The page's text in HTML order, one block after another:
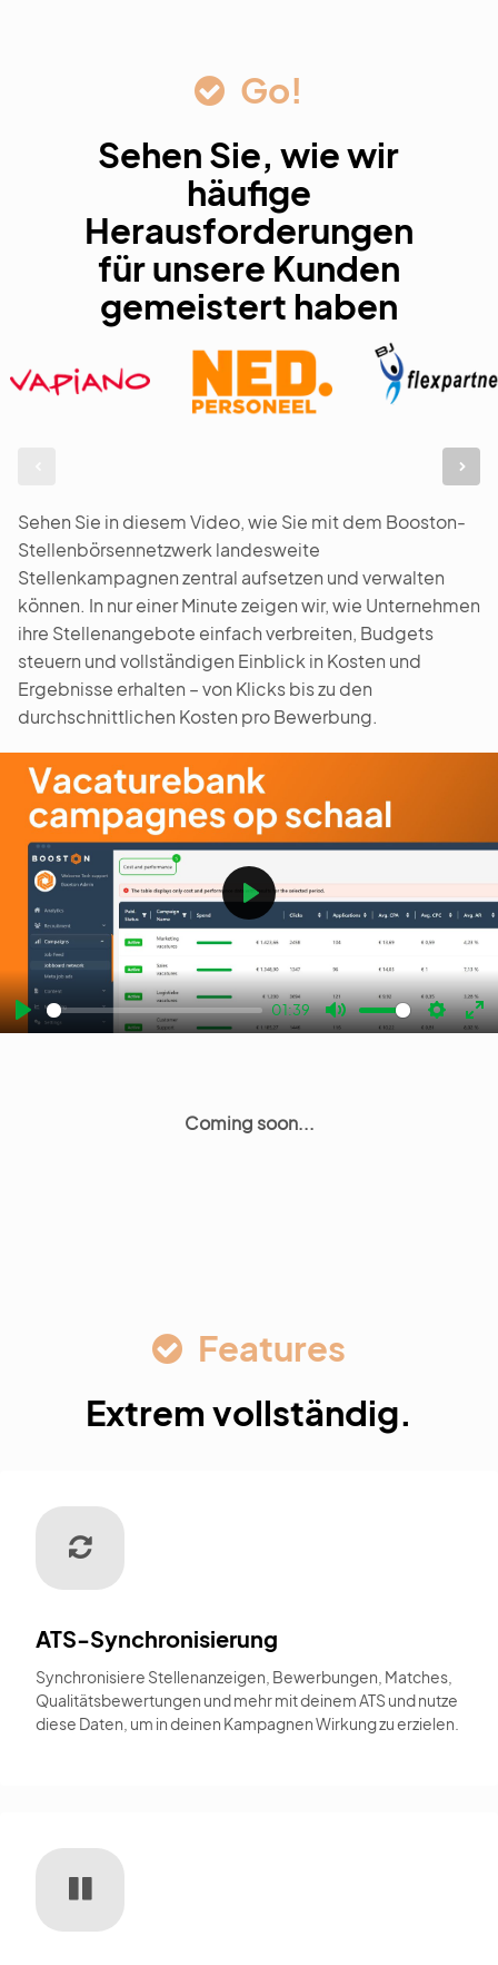
Go!
Sehen Sie, wie wir
häufige
Herausforderungen
für unsere Kunden
gemeistert haben
Sehen Sie in diesem Video, wie Sie mit dem Booston-
Stellenbörsennetzwerk landesweite
Stellenkampagnen zentral aufsetzen und verwalten
können. In nur einer Minute zeigen wir, wie Unternehmen
ihre Stellenangebote einfach verbreiten, Budgets
steuern und vollständigen Einblick in Kosten und
Ergebnisse erhalten – von Klicks bis zu den
durchschnittlichen Kosten pro Bewerbung.
Play
01:39
Mute
Play
Coming soon...
Features
Extrem vollständig.
ATS-Synchronisierung
Synchronisiere Stellenanzeigen, Bewerbungen, Matches,
Qualitätsbewertungen und mehr mit deinem ATS und nutze
diese Daten, um in deinen Kampagnen Wirkung zu erzielen.